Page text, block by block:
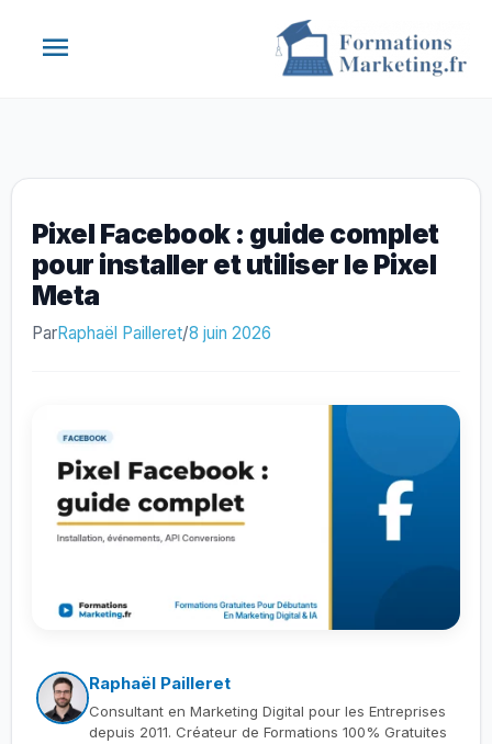
Menu
Pixel Facebook : guide complet
pour installer et utiliser le Pixel
Meta
ParRaphaël Pailleret/8 juin 2026
Raphaël Pailleret
Consultant en Marketing Digital pour les Entreprises
depuis 2011. Créateur de Formations 100% Gratuites